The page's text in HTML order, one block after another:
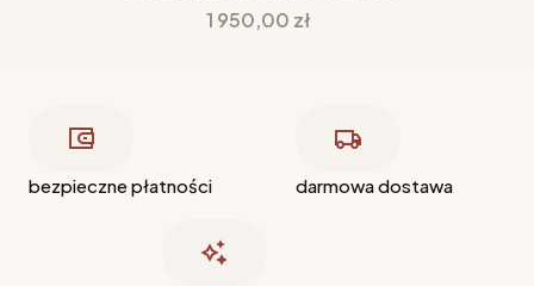
Cena
1 950,00 zł
bezpieczne płatności darmowa dostawa